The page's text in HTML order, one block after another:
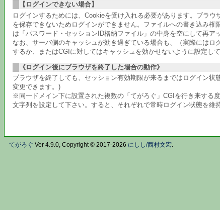
【ログインできない場合】
ログインするためには、Cookieを受け入れる必要があります。ブラ
を保存できないためログインができません。ファイルへの書き込み
は「パスワード・セッションID格納ファイル」の中身を空にして再ア
なお、サーバ側のキャッシュが効き過ぎている場合も、（実際には
するか、またはCGIに対してはキャッシュを効かせないように設定して
《ログイン後にブラウザを終了した場合の動作》
ブラウザを終了しても、セッション有効期限が来るまではログイン
変更できます。)
※同一ドメイン下に設置された複数の「てがろぐ」CGIを行き来する
文字列を設定して下さい。すると、それぞれで常時ログイン状態を維
てがろぐ Ver 4.9.0, Copyright © 2017-2026 にしし/西村文宏.